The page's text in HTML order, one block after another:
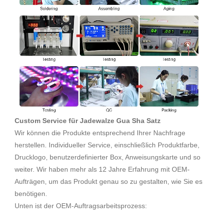
Custom Service für Jadewalze Gua Sha Satz
Wir können die Produkte entsprechend Ihrer Nachfrage
herstellen. Individueller Service, einschließlich Produktfarbe,
Drucklogo, benutzerdefinierter Box, Anweisungskarte und so
weiter. Wir haben mehr als 12 Jahre Erfahrung mit OEM-
Aufträgen, um das Produkt genau so zu gestalten, wie Sie es
benötigen.
Unten ist der OEM-Auftragsarbeitsprozess: